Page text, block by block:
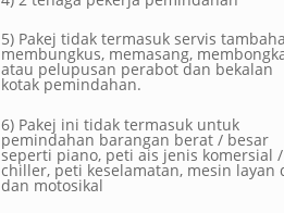
5) Pakej tidak termasuk servis
membungkus, memasang,
atau pelupusan perabot dan bekalan
kotak pemindahan.
6) Pakej ini tidak termasuk untuk
pemindahan barangan berat / besar
seperti piano, peti ais jenis komersial /
chiller, peti keselamatan, mesin layan
dan motosikal